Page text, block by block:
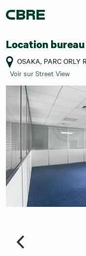
Location bureau
OSAKA, PARC ORLY
Voir sur Street View